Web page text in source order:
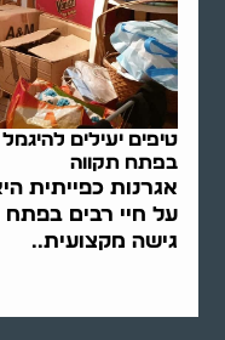
טיפים יעילים
בפתח תקווה
אגרנות כפייתית
על חיי רבים בפתח
גישה מקצועית..